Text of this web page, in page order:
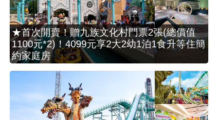
★首次開賣！贈九族文化村門票2張(總價值
1100元*2)！4099元享2大2幼1泊1食升等住簡
約家庭房